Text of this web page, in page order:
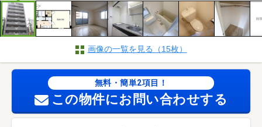
画像の一覧を見る（15枚）
無料・簡単2項目！
この物件にお問い合わせする